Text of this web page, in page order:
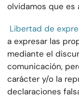
olvidamos que es
Libertad de
a expresar las
mediante el
comunicación,
carácter y/o la
declaraciones